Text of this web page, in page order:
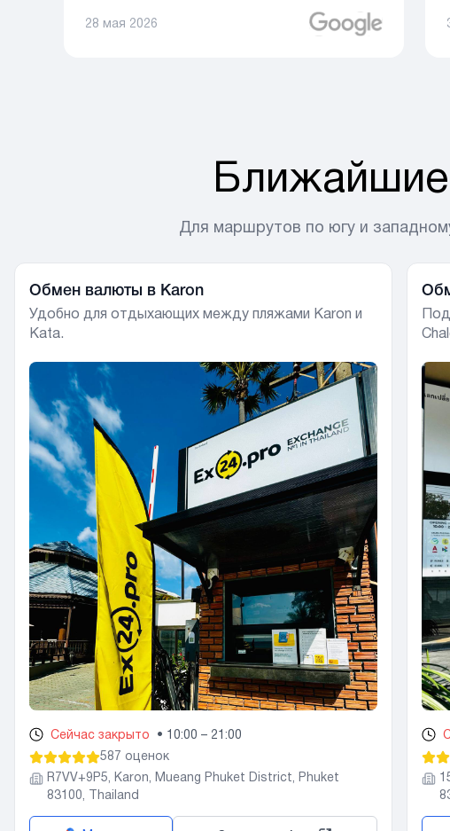
28 мая 2026
Для маршрутов по югу и
Обмен валюты в Karon
Удобно для отдыхающих между пляжами Karon и
Kata.
Сейчас закрыто •
10:00 – 21:00
587 оценок
R7VV+9P5, Karon, Mueang Phuket District, Phuket
83100, Thailand